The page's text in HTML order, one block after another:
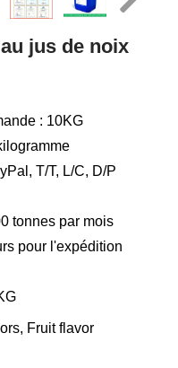
jus de noix
: 10KG
T/T, L/C, D/P
tonnes par mois
pour l'expédition
, Fruit flavor